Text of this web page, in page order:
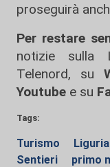
proseguirà
Per restare
notizie sulla
Telenord, su
Youtube e su
Tags:
Turismo Liguria
Sentieri
primo